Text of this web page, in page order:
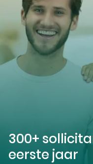
300+
eerste jaar